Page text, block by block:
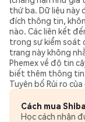
thứ ba. Dữ liệu này
đích thông tin,
nào. Các liên kết
trong sự kiểm soát
trang này không
Phemex về độ tin
biết thêm thông
Tuyên bố Rủi ro
Cách mua
Học cách nhận